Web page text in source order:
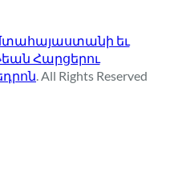
եւ
Հարցերու
. All Rights Reserved